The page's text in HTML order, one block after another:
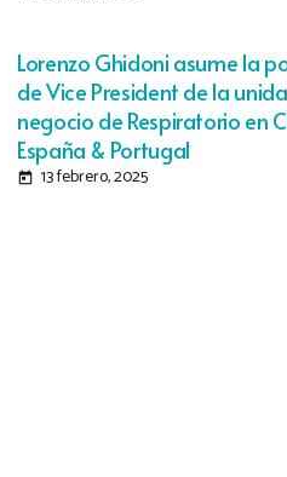
Lorenzo Ghidoni asume la
de Vice President de la
negocio de Respiratorio en
España & Portugal
today 13 febrero, 2025